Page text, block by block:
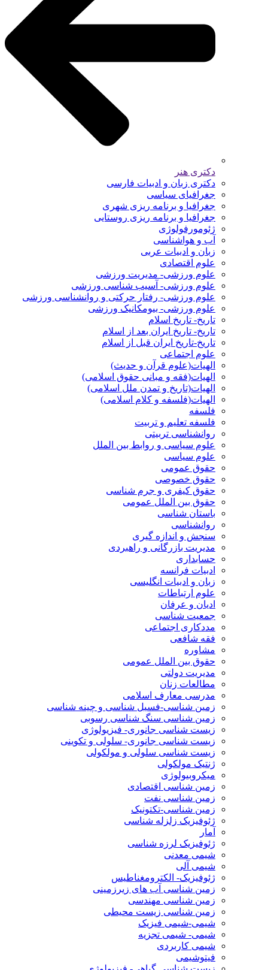
دکتری هنر
دکتری زبان و ادبیات فارسی
جغرافیای سیاسی
جغرافیا و برنامه ریزی شهری
جغرافیا و برنامه ریزی روستایی
ژئومورفولوژی
آب و هواشناسی
زبان و ادبیات عربی
علوم اقتصادی
علوم ورزشی- مدیریت ورزشی
علوم ورزشی- آسیب شناسی ورزشی
علوم ورزشی- رفتار حرکتی و روانشناسی ورزشی
علوم ورزشی- بیومکانیک ورزشی
تاریخ- تاریخ اسلام
تاریخ- تاریخ ایران بعد از اسلام
تاریخ-تاریخ ایران قبل از اسلام
علوم اجتماعی
الهیات(علوم قرآن و حدیث)
الهیات(فقه و مبانی حقوق اسلامی)
الهیات(تاریخ و تمدن ملل اسلامی)
الهیات(فلسفه و کلام اسلامی)
فلسفه
فلسفه تعلیم و تربیت
روانشناسی تربیتی
علوم سیاسی و روابط بین الملل
علوم سیاسی
حقوق عمومی
حقوق خصوصی
حقوق کیفری و جرم شناسی
حقوق بین الملل عمومی
باستان شناسی
روانشناسی
سنجش و اندازه گیری
مدیریت بازرگانی و راهبردی
حسابداری
ادبیات فرانسه
زبان و ادبیات انگلیسی
علوم ارتباطات
ادیان و عرفان
جمعیت شناسی
مددکاری اجتماعی
فقه شافعی
مشاوره
حقوق بین الملل عمومی
مدیریت دولتی
مطالعات زنان
مدرسی معارف اسلامی
زمین شناسی-فسیل شناسی و چینه شناسی
زمین شناسی سنگ شناسی رسوبی
زیست شناسی جانوری- فیزیولوژی
زیست شناسی جانوری- سلولی و تکوینی
زیست شناسی سلولی و مولکولی
ژنتیک مولکولی
میکروبیولوژی
زمین شناسی اقتصادی
زمین شناسی نفت
زمین شناسی-تکتونیک
ژئوفیزیک زلزله شناسی
آمار
ژئوفیزیک لرزه شناسی
شیمی معدنی
شیمی آلی
ژئوفیزیک- الکترومغناطیس
زمین شناسی آب های زیرزمینی
زمین شناسی مهندسی
زمین شناسی زیست محیطی
شیمی-شیمی فیزیک
شیمی- شیمی تجزیه
شیمی کاربردی
فیتوشیمی